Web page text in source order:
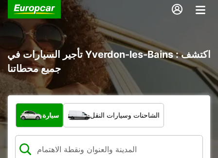
تأجير السيارات في Yverdon-les-Bains : اكتشف
جميع محطاتنا
ما نوع المركبة؟
سيارة الشاحنات وسيارات النقل